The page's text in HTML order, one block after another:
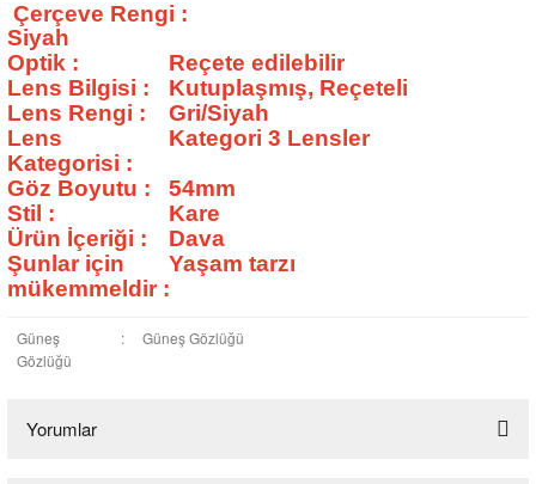
Çerçeve Rengi :
Siyah
Optik :
Reçete edilebilir
Lens Bilgisi :
Kutuplaşmış, Reçeteli
Lens Rengi :
Gri/Siyah
Lens
Kategorisi :
Kategori 3 Lensler
Göz Boyutu :
54mm
Stil :
Kare
Ürün İçeriği :
Dava
Şunlar için
mükemmeldir :
Yaşam tarzı
Güneş
Gözlüğü
: Güneş Gözlüğü
Yorumlar